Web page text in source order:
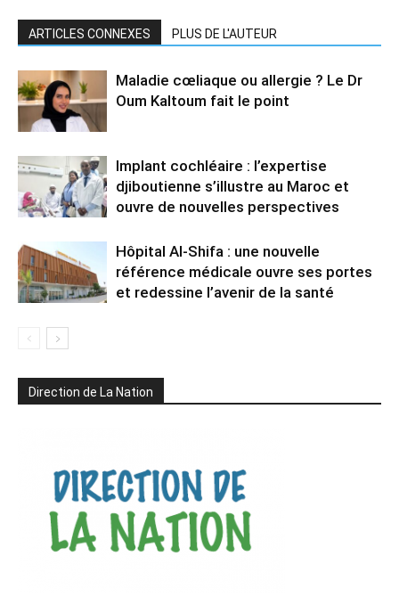
ARTICLES CONNEXES PLUS DE L'AUTEUR
Maladie cœliaque ou allergie ? Le Dr
Oum Kaltoum fait le point
Implant cochléaire : l’expertise
djiboutienne s’illustre au Maroc et
ouvre de nouvelles perspectives
Hôpital Al-Shifa : une nouvelle
référence médicale ouvre ses portes
et redessine l’avenir de la santé
Direction de La Nation